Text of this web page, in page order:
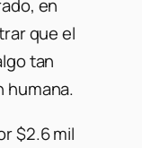
en
que el
tan
humana.
$2.6 mil